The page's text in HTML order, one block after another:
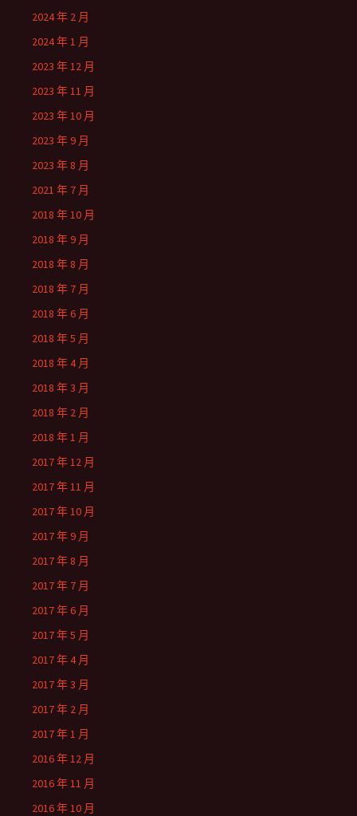
2024 年 2 月
2024 年 1 月
2023 年 12 月
2023 年 11 月
2023 年 10 月
2023 年 9 月
2023 年 8 月
2021 年 7 月
2018 年 10 月
2018 年 9 月
2018 年 8 月
2018 年 7 月
2018 年 6 月
2018 年 5 月
2018 年 4 月
2018 年 3 月
2018 年 2 月
2018 年 1 月
2017 年 12 月
2017 年 11 月
2017 年 10 月
2017 年 9 月
2017 年 8 月
2017 年 7 月
2017 年 6 月
2017 年 5 月
2017 年 4 月
2017 年 3 月
2017 年 2 月
2017 年 1 月
2016 年 12 月
2016 年 11 月
2016 年 10 月